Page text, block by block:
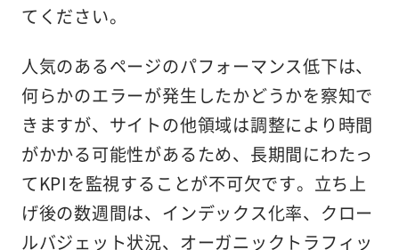
てください。
人気のあるページのパフォーマンス低下は、
何らかのエラーが発生したかどうかを察知で
きますが、サイトの他領域は調整により時間
がかかる可能性があるため、長期間にわたっ
てKPIを監視することが不可欠です。立ち上
げ後の数週間は、インデックス化率、クロー
ルバジェット状況、オーガニックトラフィッ